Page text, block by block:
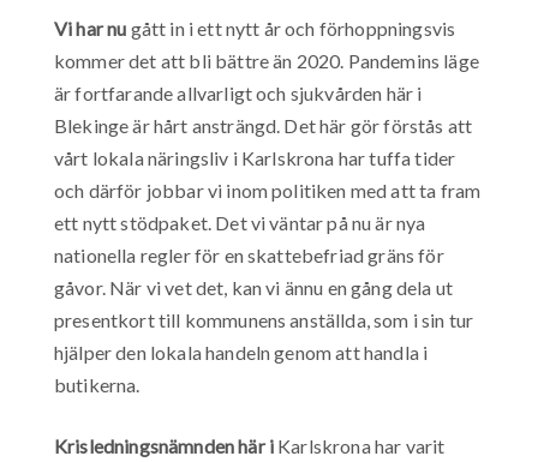
Vi har nu gått in i ett nytt år och förhoppningsvis
kommer det att bli bättre än 2020. Pandemins läge
är fortfarande allvarligt och sjukvården här i
Blekinge är hårt ansträngd. Det här gör förstås att
vårt lokala näringsliv i Karlskrona har tuffa tider
och därför jobbar vi inom politiken med att ta fram
ett nytt stödpaket. Det vi väntar på nu är nya
nationella regler för en skattebefriad gräns för
gåvor. När vi vet det, kan vi ännu en gång dela ut
presentkort till kommunens anställda, som i sin tur
hjälper den lokala handeln genom att handla i
butikerna.
Krisledningsnämnden här i Karlskrona har varit